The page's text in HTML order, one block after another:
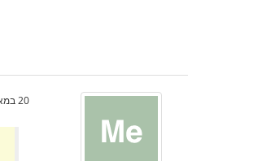
20 במאי 2026, 13:18:29